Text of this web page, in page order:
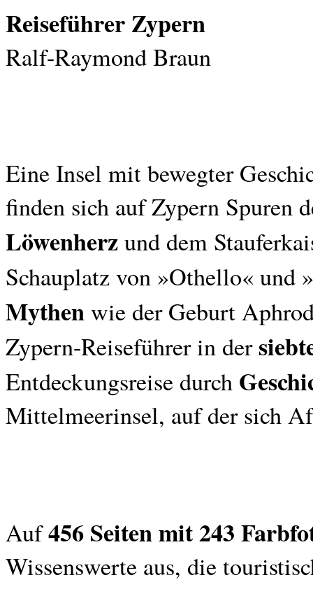
Reiseführer Zypern
Ralf-Raymond Braun
Eine Insel mit bewegter
finden sich auf Zypern Spuren
Löwenherzund dem
Schauplatz von »Othello«
Mythenwie der Geburt
Zypern-Reiseführer in der
Entdeckungsreise durch
Mittelmeerinsel, auf der sich
Auf456 Seiten mit 243
Wissenswerte aus, die